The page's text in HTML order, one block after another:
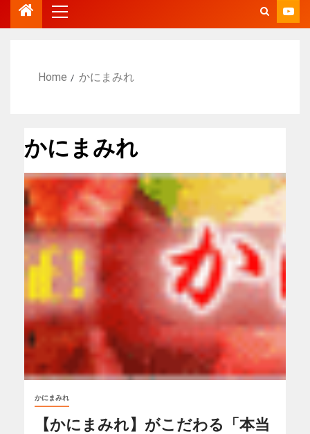
Home かにまみれ
かにまみれ
かにまみれ
【かにまみれ】がこだわる「本当